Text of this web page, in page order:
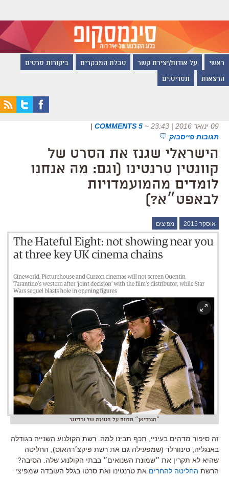
ראשי על אודות/יצירת קשר טבלת המבקרים ביקורות סרטים
הרצאות תסריט.ים
09 ינואר 2016 | 23:43 ~
5 COMMENTS
|
תגובות פייסבוק
הישראלי שגנז את הסרט של
קוונטין טרנטינו (וגם: מה אנחנו
לומדים מהמועמדויות
לבאפט״א?)
אוסקר 2015 מפיצים
״הגרדיאן״ מדווח על הגניזה של גרדינגר
זה סיפור מדהים בעיניי, תכף תבינו למה. רשת הקולנוע השנייה בגודלה
באנגליה, סינוורלד (שמפעילה גם את רשת פיקצ׳רהאוס), החליטה
שהיא לא תקרין את ״שמונת השנואים״ בבתי הקולנוע שלה. הסיבה?
הרשת החליטה להחרים את טרנטינו ואת סרטו בגלל העובדה שמפיצי